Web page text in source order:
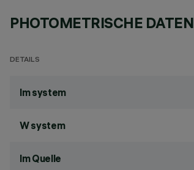
PHOTOMETRISCHE DATEN
DETAILS
lm system
W system
lm Quelle